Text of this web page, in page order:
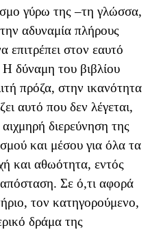
γύρω της –τη γλώσσα,
αδυναμία πλήρους
επιτρέπει στον εαυτό
δύναμη του βιβλίου
πρόζα, στην ικανότητα
αυτό που δεν λέγεται,
διερεύνηση της
και μέσου για όλα τα
και αθωότητα, εντός
απόσταση. Σε ό,τι αφορά
τον κατηγορούμενο,
δράμα της